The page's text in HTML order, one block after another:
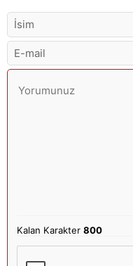
Kalan Karakter800